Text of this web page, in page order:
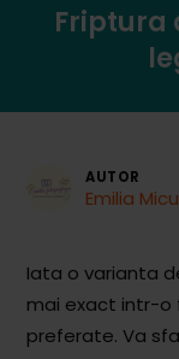
Retete
Toate
Aperitive
Friptura
AUTOR
Emilia Micu
Iata o varianta
mai exact intr-o
preferate. Va